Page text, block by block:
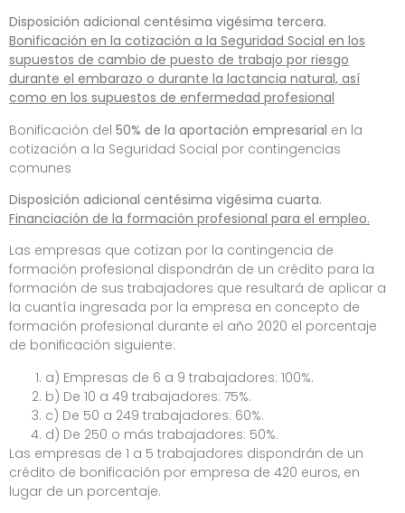
Disposición adicional centésima vigésima tercera.
Bonificación en la cotización a la Seguridad Social en los
supuestos de cambio de puesto de trabajo por riesgo
durante el embarazo o durante la lactancia natural, así
como en los supuestos de enfermedad profesional
Bonificación del 50% de la aportación empresarial en la
cotización a la Seguridad Social por contingencias
comunes
Disposición adicional centésima vigésima cuarta.
Financiación de la formación profesional para el empleo.
Las empresas que cotizan por la contingencia de
formación profesional dispondrán de un crédito para la
formación de sus trabajadores que resultará de aplicar a
la cuantía ingresada por la empresa en concepto de
formación profesional durante el año 2020 el porcentaje
de bonificación siguiente:
a) Empresas de 6 a 9 trabajadores: 100%.
b) De 10 a 49 trabajadores: 75%.
c) De 50 a 249 trabajadores: 60%.
d) De 250 o más trabajadores: 50%.
Las empresas de 1 a 5 trabajadores dispondrán de un
crédito de bonificación por empresa de 420 euros, en
lugar de un porcentaje.